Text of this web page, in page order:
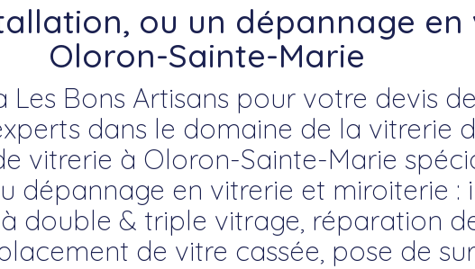
ou un dépannage en
Oloron-Sainte-Marie
Les Bons Artisans pour votre devis
dans le domaine de la vitrerie
vitrerie à Oloron-Sainte-Marie
dépannage en vitrerie et miroiterie :
double & triple vitrage, réparation
de vitre cassée, pose de